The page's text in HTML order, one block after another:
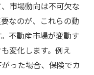
市場動向は不可欠な
なのが、これらの動
不動産市場が変動す
変化します。例え
った場合、保険でカ